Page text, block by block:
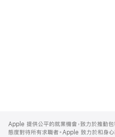
Footer
Apple 提供公平的就業機會，致力於推動
態度對待所有求職者。Apple 致力於和身